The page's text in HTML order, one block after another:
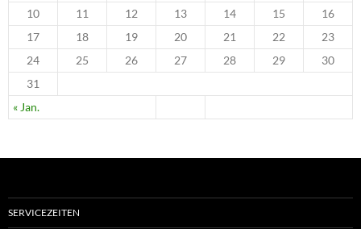
« Jan.
10
11 12 13 14 15
16
17
18 19 20 21 22
23
24
25 26 27 28 29
30
31
SERVICEZEITEN